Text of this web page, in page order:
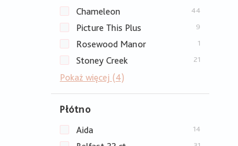
Chameleon 44
Picture This Plus 9
Rosewood Manor 1
Stoney Creek 21
Pokaż więcej (4)
Płótno
Aida 14